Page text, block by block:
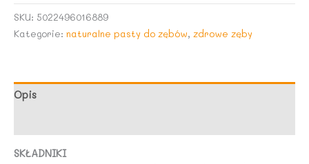
ŚWIEŻY
BAZYLIĄ
ml
SKU: 5022496016889
Kategorie: naturalne pasty do zębów, zdrowe zęby
Opis
SKŁADNIKI